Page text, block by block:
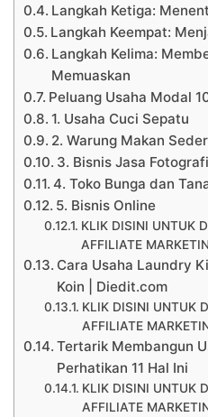
Langkah Ketiga:
Langkah Keempat:
Langkah Kelima:
Memuaskan
Peluang Usaha Modal
1. Usaha Cuci Sepatu
2. Warung Makan
3. Bisnis Jasa Fotografi
4. Toko Bunga dan
5. Bisnis Online
KLIK DISINI UNTUK
AFFILIATE
Cara Usaha Laundry
Koin | Diedit.com
KLIK DISINI UNTUK
AFFILIATE
Tertarik Membangun
Perhatikan 11 Hal Ini
KLIK DISINI UNTUK
AFFILIATE